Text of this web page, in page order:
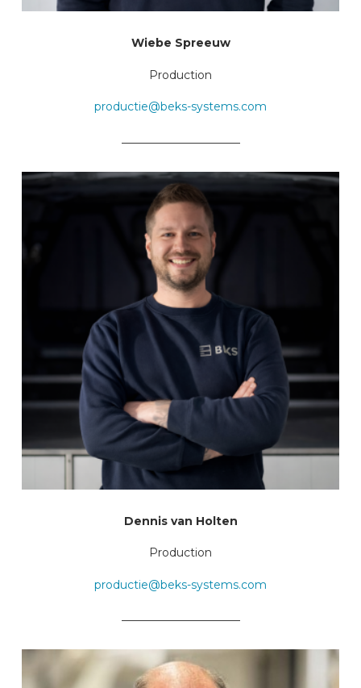
Wiebe Spreeuw
Production
productie@beks-systems.com
Dennis van Holten
Production
productie@beks-systems.com